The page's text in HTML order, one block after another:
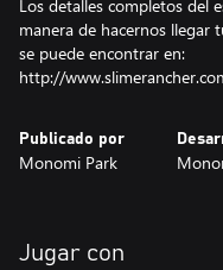
Los detalles completos del
manera de hacernos llegar
se puede encontrar en:
http://
Publicado por
Monomi Park
Jugar con